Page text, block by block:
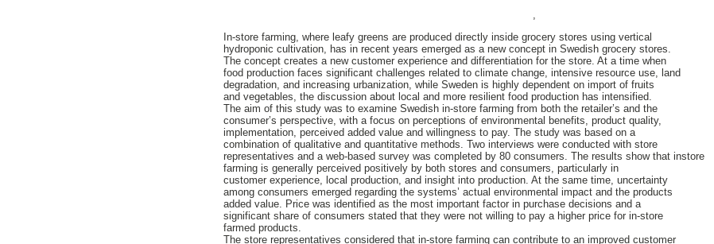
In-store farming, where leafy greens are produced directly inside grocery stores using vertical
hydroponic cultivation, has in recent years emerged as a new concept in Swedish grocery stores.
The concept creates a new customer experience and differentiation for the store. At a time when
food production faces significant challenges related to climate change, intensive resource use, land
degradation, and increasing urbanization, while Sweden is highly dependent on import of fruits
and vegetables, the discussion about local and more resilient food production has intensified.
The aim of this study was to examine Swedish in-store farming from both the retailer’s and the
consumer’s perspective, with a focus on perceptions of environmental benefits, product quality,
implementation, perceived added value and willingness to pay. The study was based on a
combination of qualitative and quantitative methods. Two interviews were conducted with store
representatives and a web-based survey was completed by 80 consumers. The results show that instore
farming is generally perceived positively by both stores and consumers, particularly in
customer experience, local production, and insight into production. At the same time, uncertainty
among consumers emerged regarding the systems’ actual environmental impact and the products
added value. Price was identified as the most important factor in purchase decisions and a
significant share of consumers stated that they were not willing to pay a higher price for in-store
farmed products.
The store representatives considered that in-store farming can contribute to an improved customer